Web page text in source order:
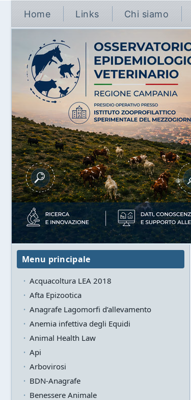
Home Links Chi siamo
Menu principale
Acquacoltura LEA 2018
Afta Epizootica
Anagrafe Lagomorfi d’allevamento
Anemia infettiva degli Equidi
Animal Health Law
Api
Arbovirosi
BDN-Anagrafe
Benessere Animale